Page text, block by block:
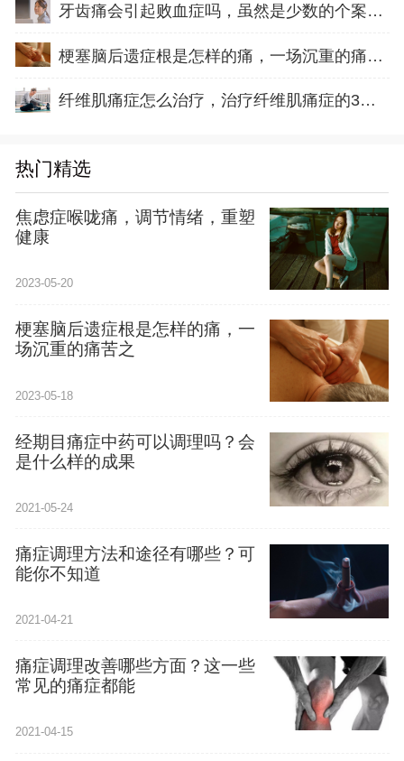
牙齿痛会引起败血症吗，虽然是少数的个案，但
梗塞脑后遗症根是怎样的痛，一场沉重的痛苦之
纤维肌痛症怎么治疗，治疗纤维肌痛症的3个方法
热门精选
焦虑症喉咙痛，调节情绪，重塑
健康
2023-05-20
梗塞脑后遗症根是怎样的痛，一
场沉重的痛苦之
2023-05-18
经期目痛症中药可以调理吗？会
是什么样的成果
2021-05-24
痛症调理方法和途径有哪些？可
能你不知道
2021-04-21
痛症调理改善哪些方面？这一些
常见的痛症都能
2021-04-15